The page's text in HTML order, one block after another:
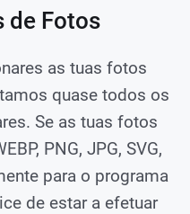
de Fotos
as tuas fotos
quase todos os
Se as tuas fotos
PNG, JPG, SVG,
para o programa
de estar a efetuar